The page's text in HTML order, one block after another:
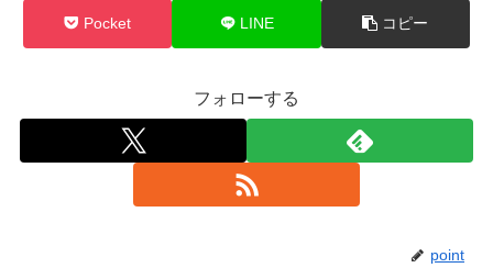
Pocket LINE コピー
フォローする
point